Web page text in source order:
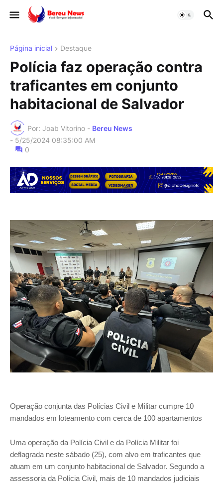
Página inicial Destaque
Polícia faz operação contra
traficantes em conjunto
habitacional de Salvador
Por: Joab Vitorino - Bereu News
- 5/25/2024 08:35:00 AM
0
Operação conjunta das Polícias Civil e Militar cumpre 10
mandados em loteamento com cerca de 100 apartamentos
Uma operação da Polícia Civil e da Polícia Militar foi
deflagrada neste sábado (25), com alvo em traficantes que
atuam em um conjunto habitacional de Salvador. Segundo a
assessoria da Polícia Civil, mais de 10 mandados judiciais